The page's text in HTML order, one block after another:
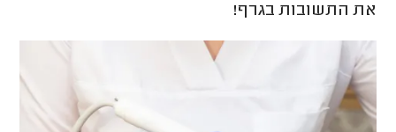
את התשובות בגרף!